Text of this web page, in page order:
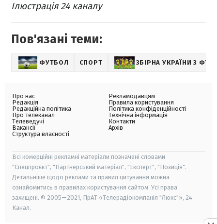
Ілюстрація 24 каналу
Пов'язані теми:
ФУТБОЛ СПОРТ ЗБІРНА УКРАЇНИ З
Про нас
Редакція
Редакційна політика
Про телеканал
Телеведучі
Вакансії
Структура власності
Рекламодавцям
Правила користування
Політика конфіденційності
Технічна інформація
Контакти
Архів
Всі комерційні рекламні матеріали позначені словами
"Спецпроєкт", "Партнерський матеріал", "Експерт", "Позиція".
Детальніше щодо реклами та правил цитування можна
ознайомитись в правилах користування сайтом. Усі права
захищені. © 2005—2021, ПрАТ «Телерадіокомпанія "Люкс"», 24
Канал.